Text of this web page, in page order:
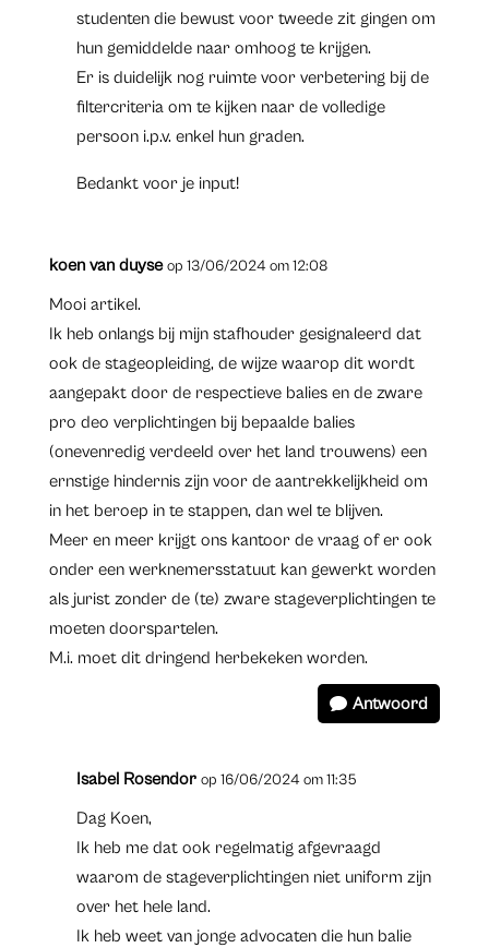
studenten die bewust voor tweede zit gingen om
hun gemiddelde naar omhoog te krijgen.
Er is duidelijk nog ruimte voor verbetering bij de
filtercriteria om te kijken naar de volledige
persoon i.p.v. enkel hun graden.
Bedankt voor je input!
koen van duyse op 13/06/2024 om 12:08
Mooi artikel.
Ik heb onlangs bij mijn stafhouder gesignaleerd dat
ook de stageopleiding, de wijze waarop dit wordt
aangepakt door de respectieve balies en de zware
pro deo verplichtingen bij bepaalde balies
(onevenredig verdeeld over het land trouwens) een
ernstige hindernis zijn voor de aantrekkelijkheid om
in het beroep in te stappen, dan wel te blijven.
Meer en meer krijgt ons kantoor de vraag of er ook
onder een werknemersstatuut kan gewerkt worden
als jurist zonder de (te) zware stageverplichtingen te
moeten doorspartelen.
M.i. moet dit dringend herbekeken worden.
Antwoord
Isabel Rosendor op 16/06/2024 om 11:35
Dag Koen,
Ik heb me dat ook regelmatig afgevraagd
waarom de stageverplichtingen niet uniform zijn
over het hele land.
Ik heb weet van jonge advocaten die hun balie